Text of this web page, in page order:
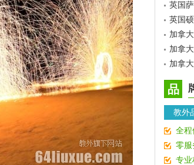
英国
英国
加拿
加拿
加拿
品
教外
全程
零服
专业